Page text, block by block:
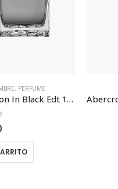
, PERFUME
Abercrombie Fierce Cologne 100ml Para Hombre